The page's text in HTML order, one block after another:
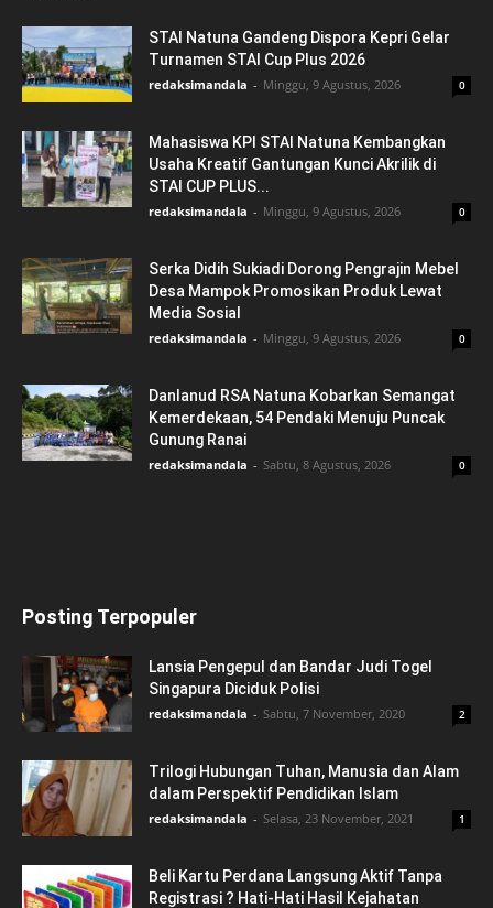
STAI Natuna Gandeng Dispora Kepri Gelar
Turnamen STAI Cup Plus 2026
redaksimandala - Minggu, 9 Agustus, 2026 0
Mahasiswa KPI STAI Natuna Kembangkan
Usaha Kreatif Gantungan Kunci Akrilik di
STAI CUP PLUS...
redaksimandala - Minggu, 9 Agustus, 2026 0
Serka Didih Sukiadi Dorong Pengrajin Mebel
Desa Mampok Promosikan Produk Lewat
Media Sosial
redaksimandala - Minggu, 9 Agustus, 2026 0
Danlanud RSA Natuna Kobarkan Semangat
Kemerdekaan, 54 Pendaki Menuju Puncak
Gunung Ranai
redaksimandala - Sabtu, 8 Agustus, 2026 0
Posting Terpopuler
Lansia Pengepul dan Bandar Judi Togel
Singapura Diciduk Polisi
redaksimandala - Sabtu, 7 November, 2020 2
Trilogi Hubungan Tuhan, Manusia dan Alam
dalam Perspektif Pendidikan Islam
redaksimandala - Selasa, 23 November, 2021 1
Beli Kartu Perdana Langsung Aktif Tanpa
Registrasi ? Hati-Hati Hasil Kejahatan